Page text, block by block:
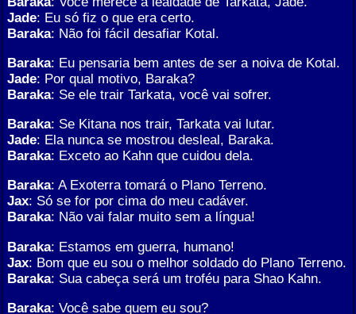
Jade: Eu só fiz o que era certo.
Baraka: Não foi fácil desafiar Kotal.
Baraka: Eu pensaria bem antes de ser a noiva de Kotal.
Jade: Por qual motivo, Baraka?
Baraka: Se ele trair Tarkata, você vai sofrer.
Baraka: Se Kitana nos trair, Tarkata vai lutar.
Jade: Ela nunca se mostrou desleal, Baraka.
Baraka: Exceto ao Kahn que cuidou dela.
Baraka: A Exoterra tomará o Plano Terreno.
Jax: Só se for por cima do meu cadáver.
Baraka: Não vai falar muito sem a língua!
Baraka: Estamos em guerra, humano!
Jax: Bom que eu sou o melhor soldado do Plano Terreno.
Baraka: Sua cabeça será um troféu para Shao Kahn.
Baraka: Você sabe quem eu sou?